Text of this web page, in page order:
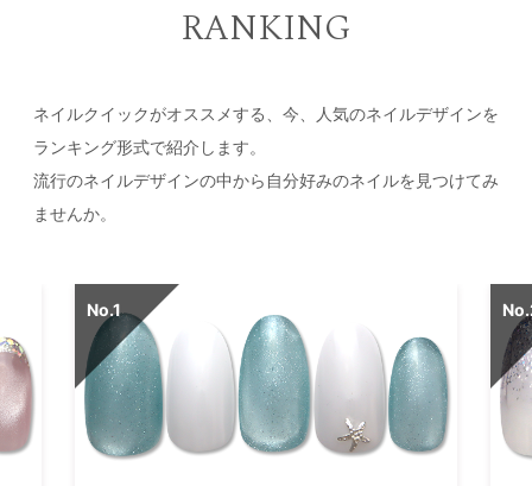
RANKING
ネイルクイックがオススメする、今、人気のネイルデザインを
ランキング形式で紹介します。
流行のネイルデザインの中から自分好みのネイルを見つけてみ
ませんか。